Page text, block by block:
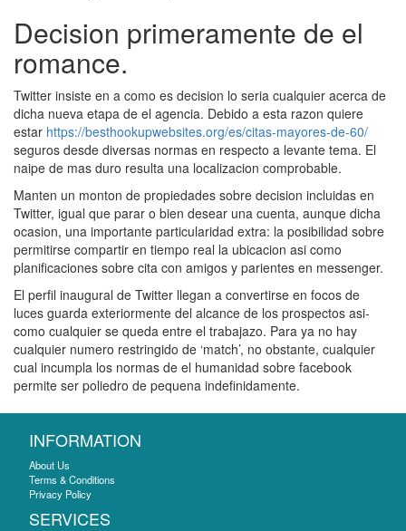
Decision primeramente de el
romance.
Twitter insiste en a como es decision lo seri­a cualquier acerca de
dicha nueva etapa de el agencia. Debido a esta razon quiere
estar https://besthookupwebsites.org/es/citas-mayores-de-60/
seguros desde diversas normas en respecto a levante tema. El
naipe de mas duro resulta una localizacion comprobable.
Manten un monton de propiedades sobre decision incluidas en
Twitter, igual que parar o bien desear una cuenta, aunque dicha
ocasion, una importante particularidad extra: la posibilidad sobre
permitirse compartir en tiempo real la ubicacion asi­ como
planificaciones sobre cita con amigos y parientes en messenger.
El perfil inaugural de Twitter llegan a convertirse en focos de
luces guarda exteriormente del alcance de los prospectos asi­
como cualquier se queda entre el trabajazo. Para ya no hay
cualquier numero restringido de ‘match’, no obstante, cualquier
cual incumpla los normas de el humanidad sobre facebook
permite ser poliedro de pequena indefinidamente.
INFORMATION
About Us
Terms & Conditions
Privacy Policy
SERVICES